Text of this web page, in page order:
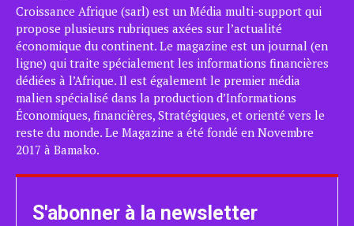
Croissance Afrique (sarl) est un Média multi-support qui
propose plusieurs rubriques axées sur l’actualité
économique du continent. Le magazine est un journal (en
ligne) qui traite spécialement les informations financières
dédiées à l’Afrique. Il est également le premier média
malien spécialisé dans la production d’Informations
Économiques, financières, Stratégiques, et orienté vers le
reste du monde. Le Magazine a été fondé en Novembre
2017 à Bamako.
S'abonner à la newsletter